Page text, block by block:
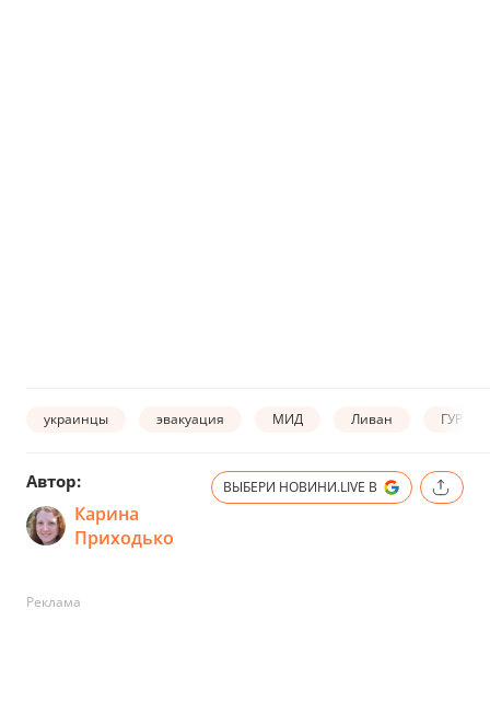
украинцы эвакуация МИД Ливан ГУР
Автор:
Карина
Приходько
ВЫБЕРИ НОВИНИ.LIVE В
Реклама